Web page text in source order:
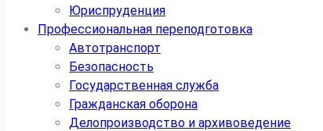
Юриспруденция
Профессиональная переподготовка
Автотранспорт
Безопасность
Государственная служба
Гражданская оборона
Делопроизводство и архивоведение